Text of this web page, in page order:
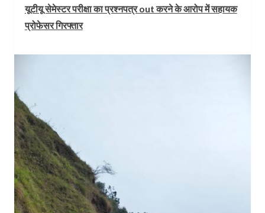
यूटीयू सेमेस्टर परीक्षा का प्रश्नपत्र out करने के आरोप में सहायक
प्रोफेसर गिरफ्तार